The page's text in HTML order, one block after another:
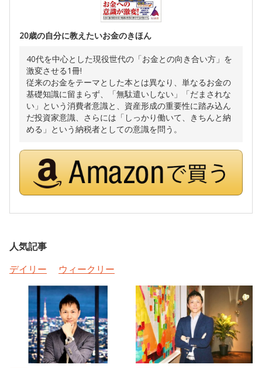
20歳の自分に教えたいお金のきほん
40代を中心とした現役世代の「お金との向き合い方」を
激変させる1冊!
従来のお金をテーマとした本とは異なり、単なるお金の
基礎知識に留まらず、「無駄遣いしない」「だまされな
い」という消費者意識と、資産形成の重要性に踏み込ん
だ投資家意識、さらには「しっかり働いて、きちんと納
める」という納税者としての意識を問う。
人気記事
デイリー
ウィークリー